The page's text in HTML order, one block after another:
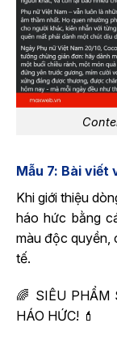
Mẫu 7: Bài viết
Khi giới thiệu
háo hức bằng
màu độc quyền,
tế.
🌈 SIÊU PHẨM
HÁO HỨC! 💄